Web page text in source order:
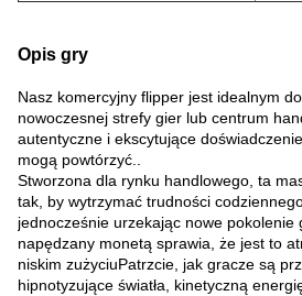
Opis gry
Nasz komercyjny flipper jest idealnym
nowoczesnej strefy gier lub centrum
autentyczne i ekscytujące
mogą powtórzyć..
Stworzona dla rynku handlowego, ta
tak, by wytrzymać trudności
jednocześnie urzekając nowe pokolenie
napędzany monetą sprawia, że jest to
niskim zużyciuPatrzcie, jak gracze są
hipnotyzujące światła, kinetyczną